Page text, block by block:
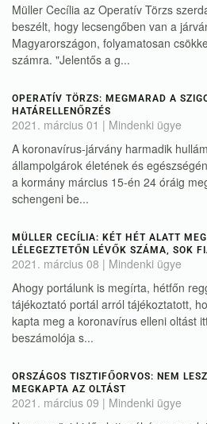
Müller Cecília az Operatív Törzs
beszélt, hogy lecsengőben van a
Magyarországon, folyamatosan
számra. "Jelentős a g...
OPERATÍV TÖRZS: MEGMARAD A
HATÁRELLENŐRZÉS
2021. március 01 | Mindenki ügye
A koronavírus-járvány harmadik
állampolgárok életének és
a kormány március 15-én 24 óráig
schengeni be...
MÜLLER CECÍLIA: KÉT HÉT ALATT
LÉLEGEZTETŐN LÉVŐK SZÁMA, SOK
2021. március 08 | Mindenki ügye
Ahogy portálunk is megírta, hétfőn
tájékoztató portál arról tájékoztatott,
kapta meg a koronavírus elleni oltást
beszámolója s...
ORSZÁGOS TISZTIFŐORVOS: NEM
MEGKAPTA AZ OLTÁST
2021. március 09 | Mindenki ügye